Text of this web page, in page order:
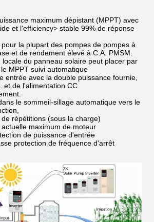
maximum dépistant (MPPT) avec
et l'efficiency> stable 99% de réponse
la plupart des pompes de pompes à
et de rendement élevé à C.A. PMSM.
locale du panneau solaire peut placer par
MPPT suivi automatique
entrée avec la double puissance fournie,
et de l'alimentation CC
le sommeil-sillage automatique vers le
de répétitions (sous la charge)
actuelle maximum de moteur
de puissance d'entrée
protection de fréquence d'arrêt